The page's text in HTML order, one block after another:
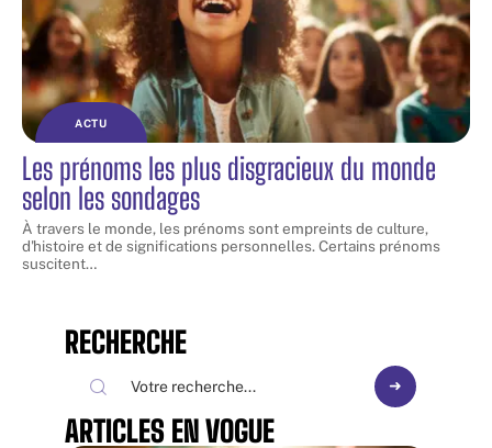
ACTU
Les prénoms les plus disgracieux du monde
selon les sondages
À travers le monde, les prénoms sont empreints de culture,
d'histoire et de significations personnelles. Certains prénoms
suscitent…
RECHERCHE
ARTICLES EN VOGUE